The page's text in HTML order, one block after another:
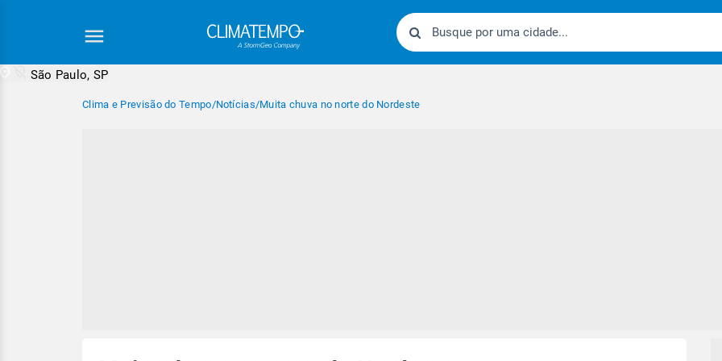
São Paulo, SP
Clima e Previsão do Tempo/Notícias/Muita chuva no norte do Nordeste